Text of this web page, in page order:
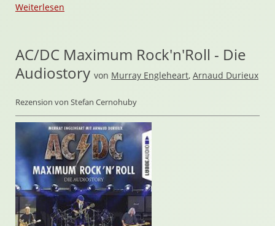
Weiterlesen
AC/DC Maximum Rock'n'Roll - Die
Audiostory von Murray Engleheart, Arnaud Durieux
Rezension von Stefan Cernohuby